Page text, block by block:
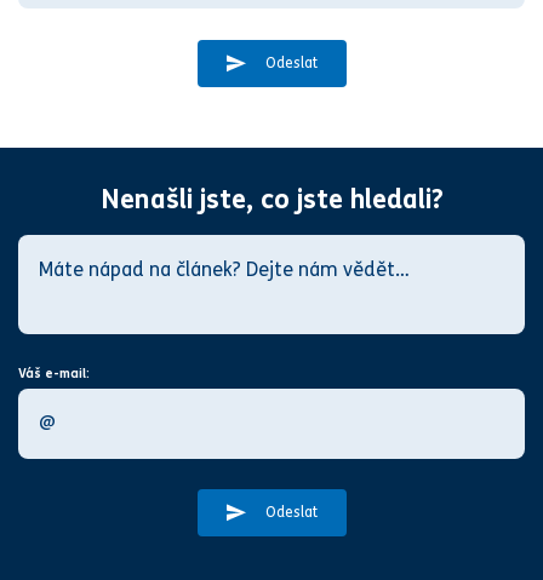
Odeslat
Nenašli jste, co jste hledali?
Váš e-mail:
Odeslat